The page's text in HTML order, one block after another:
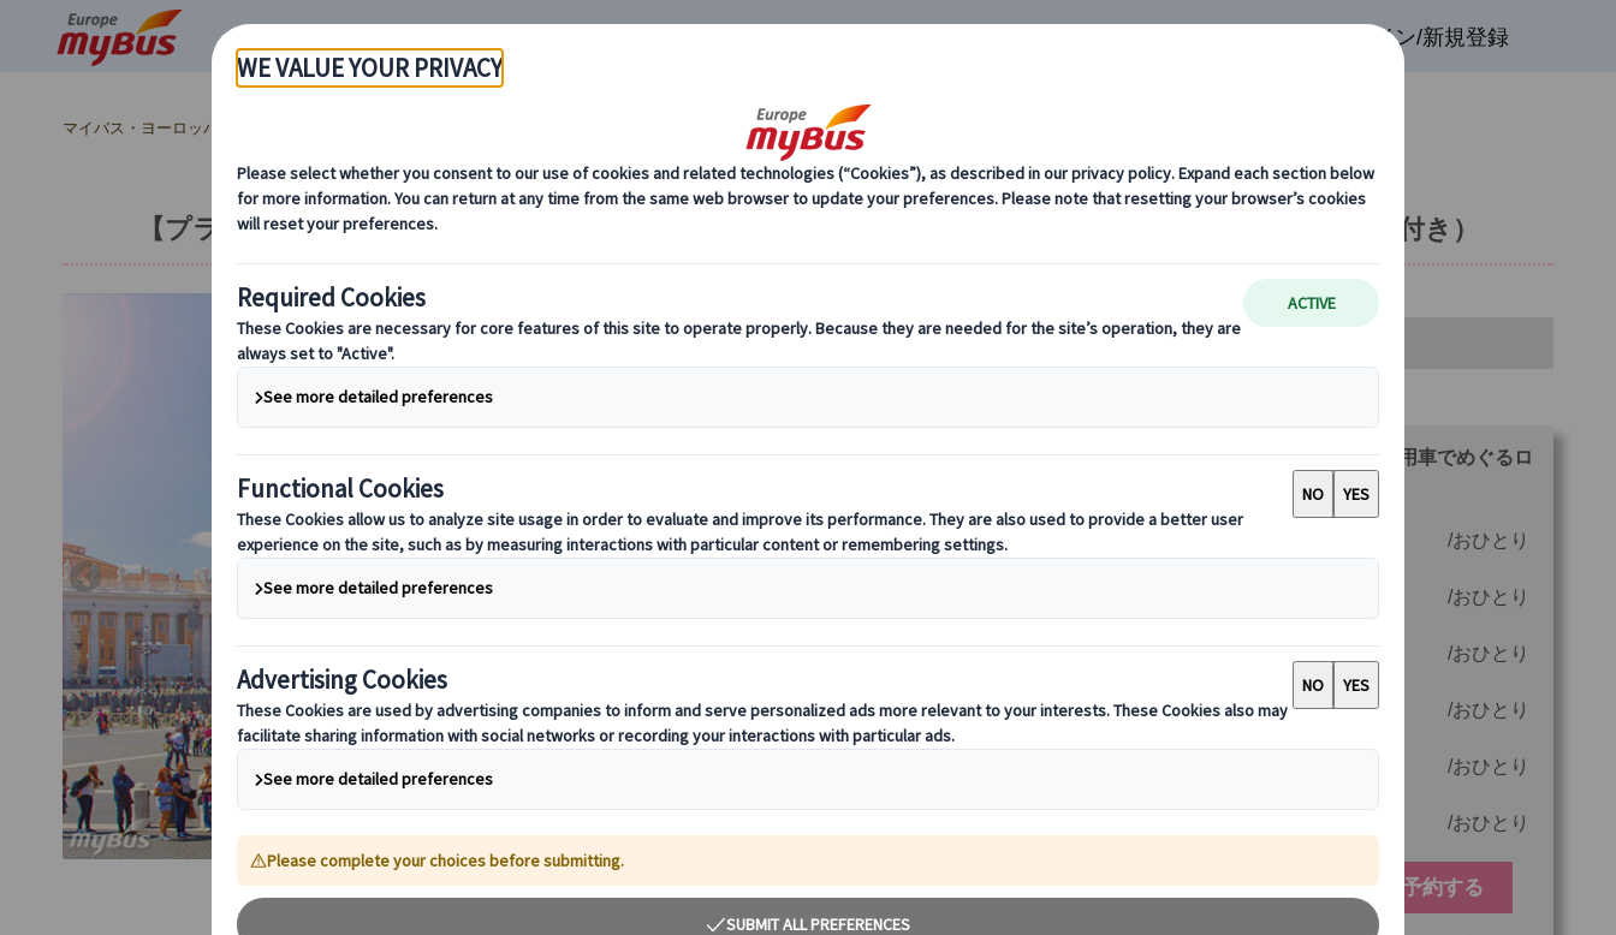
ログイン/新規登録
マイバス・ヨーロッパ ローマ発 コロッセオ観光 (7)
【プライベート】バチカン美術館＆コロッセオ入場！専用車で巡るローマ1日観光ツアー（ご当地ランチ付き）
料金・空席カレンダー・お申込み
バチカン美術館とコロッセオ入場！専用車でめぐるロ
おひとり
おひとり
4 名様参加時 460.00 EUR おひとり
3 名様参加時 540.00 EUR おひとり
おひとり
おひとり
予約する